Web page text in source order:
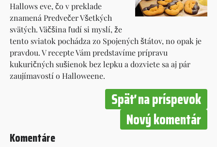
Hallows eve, čo v preklade
znamená Predvečer Všetkých
svätých. Väčšina ľudí si myslí, že
tento sviatok pochádza zo Spojených štátov, no opak je
pravdou. V recepte Vám predstavíme prípravu
kukuričných sušienok bez lepku a dozviete sa aj pár
zaujímavostí o Halloweene.
Späť na príspevok
Nový komentár
Komentáre